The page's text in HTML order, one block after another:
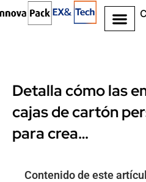
Detalla cómo las
cajas de cartón
para crea…
Contenido de este